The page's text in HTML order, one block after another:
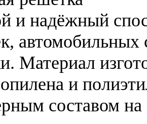
и надёжный
автомобильных
Материал
и
составом на